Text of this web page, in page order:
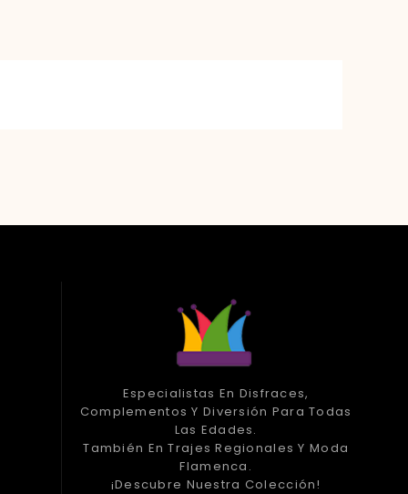
Especialistas En Disfraces,
Complementos Y Diversión Para Todas
Las Edades.
También En Trajes Regionales Y Moda
Flamenca.
¡Descubre Nuestra Colección!